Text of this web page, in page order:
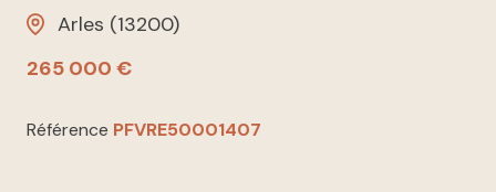
Arles (13200)
265 000 €
Référence PFVRE50001407